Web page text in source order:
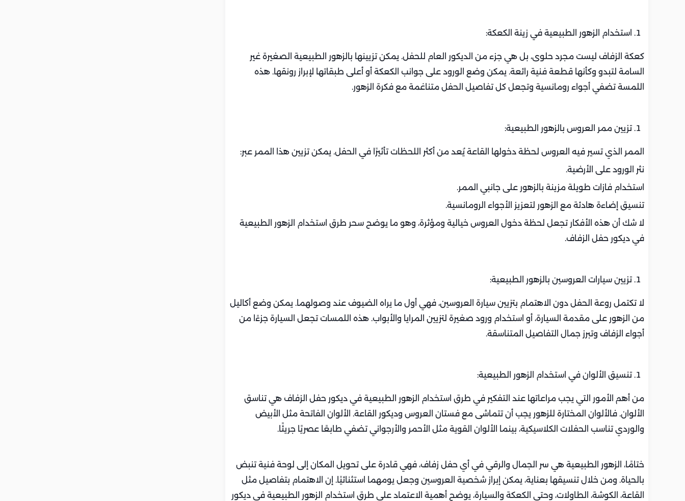
استخدام الزهور الطبيعية في زينة الكعكة:
كعكة الزفاف ليست مجرد حلوى، بل هي جزء من الديكور العام للحفل. يمكن تزيينها بالزهور الطبيعية الصغيرة غير
السامة لتبدو وكأنها قطعة فنية رائعة. يمكن وضع الورود على جوانب الكعكة أو أعلى طبقاتها لإبراز رونقها. هذه
اللمسة تضفي أجواء رومانسية وتجعل كل تفاصيل الحفل متناغمة مع فكرة الزهور.
تزيين ممر العروس بالزهور الطبيعية:
الممر الذي تسير فيه العروس لحظة دخولها القاعة يُعد من أكثر اللحظات تأثيرًا في الحفل. يمكن تزيين هذا الممر عبر:
نثر الورود على الأرضية.
استخدام فازات طويلة مزينة بالزهور على جانبي الممر.
تنسيق إضاءة هادئة مع الزهور لتعزيز الأجواء الرومانسية.
لا شك أن هذه الأفكار تجعل لحظة دخول العروس خيالية ومؤثرة، وهو ما يوضح سحر طرق استخدام الزهور الطبيعية
في ديكور حفل الزفاف.
تزيين سيارات العروسين بالزهور الطبيعية:
لا تكتمل روعة الحفل دون الاهتمام بتزيين سيارة العروسين، فهي أول ما يراه الضيوف عند وصولهما. يمكن وضع أكاليل
من الزهور على مقدمة السيارة، أو استخدام ورود صغيرة لتزيين المرايا والأبواب. هذه اللمسات تجعل السيارة جزءًا من
أجواء الزفاف وتبرز جمال التفاصيل المتناسقة.
تنسيق الألوان في استخدام الزهور الطبيعية:
من أهم الأمور التي يجب مراعاتها عند التفكير في طرق استخدام الزهور الطبيعية في ديكور حفل الزفاف هي تناسق
الألوان. فالألوان المختارة للزهور يجب أن تتماشى مع فستان العروس وديكور القاعة. الألوان الفاتحة مثل الأبيض
والوردي تناسب الحفلات الكلاسيكية، بينما الألوان القوية مثل الأحمر والأرجواني تضفي طابعًا عصريًا جريئًا.
ختامًا، الزهور الطبيعية هي سر الجمال والرقي في أي حفل زفاف، فهي قادرة على تحويل المكان إلى لوحة فنية تنبض
بالحياة. ومن خلال تنسيقها بعناية، يمكن إبراز شخصية العروسين وجعل يومهما استثنائيًا. إن الاهتمام بتفاصيل مثل
القاعة، الكوشة، الطاولات، وحتى الكعكة والسيارة، يوضح أهمية الاعتماد على طرق استخدام الزهور الطبيعية في ديكور